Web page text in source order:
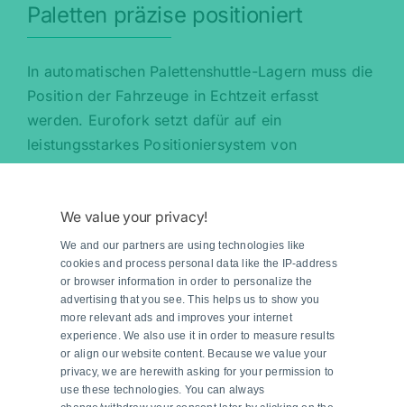
Paletten präzise positioniert
In automatischen Palettenshuttle-Lagern muss die
Position der Fahrzeuge in Echtzeit erfasst
werden. Eurofork setzt dafür auf ein
leistungsstarkes Positioniersystem von
Pepperl+Fuchs.
We value your privacy!
We and our partners are using technologies like
cookies and process personal data like the IP-address
or browser information in order to personalize the
advertising that you see. This helps us to show you
more relevant ads and improves your internet
experience. We also use it in order to measure results
or align our website content. Because we value your
privacy, we are herewith asking for your permission to
use these technologies. You can always